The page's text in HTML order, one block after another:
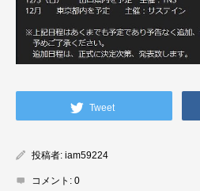
Tweet
投稿者: iam59224
コメント: 0